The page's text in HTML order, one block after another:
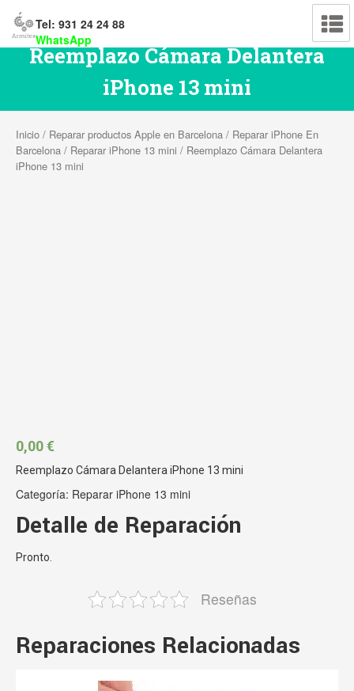
Tel: 931 24 24 88
WhatsApp
Reemplazo Cámara Delantera
iPhone 13 mini
Inicio / Reparar productos Apple en Barcelona / Reparar iPhone En
Barcelona / Reparar iPhone 13 mini / Reemplazo Cámara Delantera
iPhone 13 mini
0,00€
Reemplazo Cámara Delantera iPhone 13 mini
Categoría: Reparar iPhone 13 mini
Detalle de Reparación
Pronto.
Reseñas
Reparaciones Relacionadas